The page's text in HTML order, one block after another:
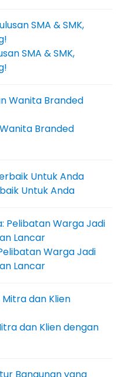
SMA & SMK,
Branded
Untuk Anda
Warga Jadi
Lancar
dan Klien dengan